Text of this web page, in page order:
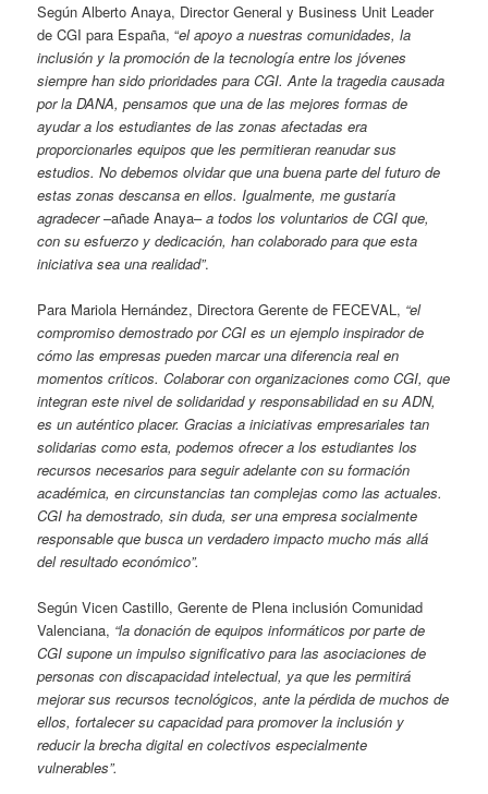
Según Alberto Anaya, Director General y Business Unit Leader
de CGI para España, “el apoyo a nuestras comunidades, la
inclusión y la promoción de la tecnología entre los jóvenes
siempre han sido prioridades para CGI. Ante la tragedia causada
por la DANA, pensamos que una de las mejores formas de
ayudar a los estudiantes de las zonas afectadas era
proporcionarles equipos que les permitieran reanudar sus
estudios. No debemos olvidar que una buena parte del futuro de
estas zonas descansa en ellos. Igualmente, me gustaría
agradecer–añade Anaya–a todos los voluntarios de CGI que,
con su esfuerzo y dedicación, han colaborado para que esta
iniciativa sea una realidad”.
Para Mariola Hernández, Directora Gerente de FECEVAL, “el
compromiso demostrado por CGI es un ejemplo inspirador de
cómo las empresas pueden marcar una diferencia real en
momentos críticos. Colaborar con organizaciones como CGI, que
integran este nivel de solidaridad y responsabilidad en su ADN,
es un auténtico placer. Gracias a iniciativas empresariales tan
solidarias como esta, podemos ofrecer a los estudiantes los
recursos necesarios para seguir adelante con su formación
académica, en circunstancias tan complejas como las actuales.
CGI ha demostrado, sin duda, ser una empresa socialmente
responsable que busca un verdadero impacto mucho más allá
del resultado económico”.
Según Vicen Castillo, Gerente de Plena inclusión Comunidad
Valenciana, “la donación de equipos informáticos por parte de
CGI supone un impulso significativo para las asociaciones de
personas con discapacidad intelectual, ya que les permitirá
mejorar sus recursos tecnológicos, ante la pérdida de muchos de
ellos, fortalecer su capacidad para promover la inclusión y
reducir la brecha digital en colectivos especialmente
vulnerables”.